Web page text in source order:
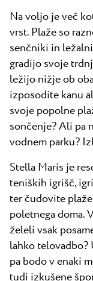
Na voljo je več
vrst. Plaže so
senčniki in
gradijo svoje
ležijo nižje ob
izposodite kanu
svoje popolne
sončenje? Ali pa
vodnem parku?
Stella Maris je
teniških igrišč,
ter čudovite
poletnega doma.
želeli vsak
lahko telovadbo?
pa bodo v enaki
tudi izkušene